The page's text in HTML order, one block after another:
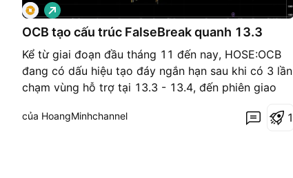
OCB tạo cấu trúc FalseBreak quanh 13.3
Kể từ giai đoạn đầu tháng 11 đến nay, HOSE:OCB
đang có dấu hiệu tạo đáy ngắn hạn sau khi có 3 lần
chạm vùng hỗ trợ tại 13.3 - 13.4, đến phiên giao
thủng vùng này tại lần thứ 3, nhưng sau đó đã đóng
G
i
á
l
ê
n
của HoangMinhchannel 1